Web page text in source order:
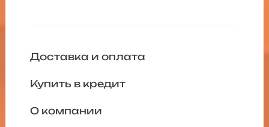
Доставка и оплата
Купить в кредит
О компании